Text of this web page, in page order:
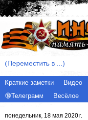
Краткие заметки Видео
🔞Телеграмм
Весёлое
понедельник, 18 мая 2020 г.